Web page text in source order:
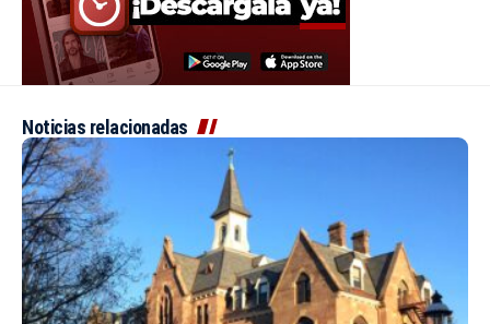
Noticias relacionadas